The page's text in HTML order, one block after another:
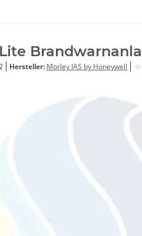
Hersteller: Morley IAS by Honeywell